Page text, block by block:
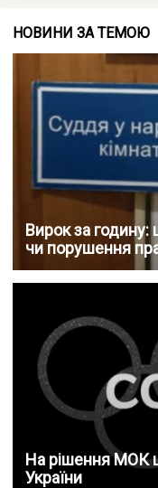
НОВИНИ ЗА ТЕМОЮ
Вирок за
чи порушення
На рішення МОК
України